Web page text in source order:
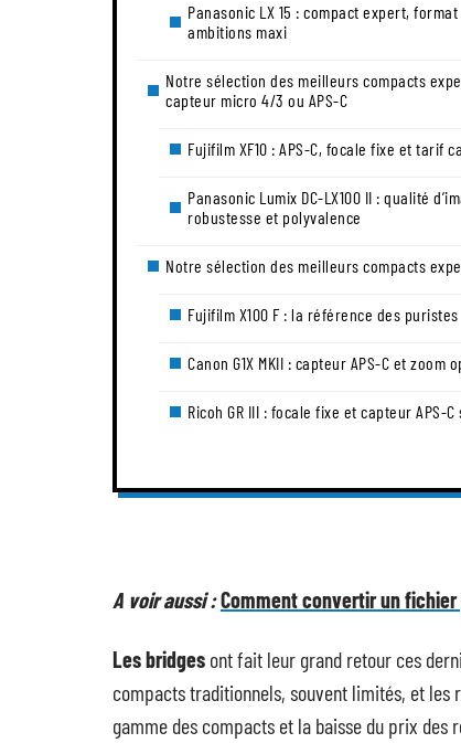
Panasonic LX 15 : compact expert,
ambitions maxi
Notre sélection des meilleurs compacts
capteur micro 4/3 ou APS-C
Fujifilm XF10 : APS-C, focale fixe et tarif
Panasonic Lumix DC-LX100 II : qualité
robustesse et polyvalence
Notre sélection des meilleurs compacts
Fujifilm X100 F : la référence des puristes
Canon G1X MKII : capteur APS-C et zoom
Ricoh GR III : focale fixe et capteur APS-
A voir aussi :Comment convertir un fichier
Les bridges ont fait leur grand retour ces
compacts traditionnels, souvent limités, et les
gamme des compacts et la baisse du prix des